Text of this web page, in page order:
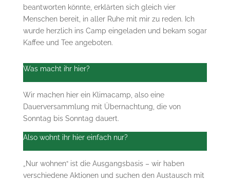
beantworten könnte, erklärten sich gleich vier
Menschen bereit, in aller Ruhe mit mir zu reden. Ich
wurde herzlich ins Camp eingeladen und bekam sogar
Kaffee und Tee angeboten.
Was macht ihr hier?
Wir machen hier ein Klimacamp, also eine
Dauerversammlung mit Übernachtung, die von
Sonntag bis Sonntag dauert.
Also wohnt ihr hier einfach nur?
„Nur wohnen“ ist die Ausgangsbasis – wir haben
verschiedene Aktionen und suchen den Austausch mit